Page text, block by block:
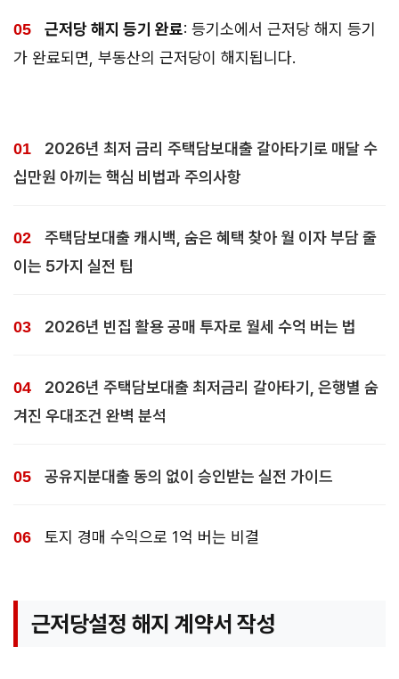
근저당 해지 등기 완료: 등기소에서 근저당 해지 등기
가 완료되면, 부동산의 근저당이 해지됩니다.
2026년 최저 금리 주택담보대출 갈아타기로 매달 수
십만원 아끼는 핵심 비법과 주의사항
주택담보대출 캐시백, 숨은 혜택 찾아 월 이자 부담 줄
이는 5가지 실전 팁
2026년 빈집 활용 공매 투자로 월세 수억 버는 법
2026년 주택담보대출 최저금리 갈아타기, 은행별 숨
겨진 우대조건 완벽 분석
공유지분대출 동의 없이 승인받는 실전 가이드
토지 경매 수익으로 1억 버는 비결
근저당설정 해지 계약서 작성